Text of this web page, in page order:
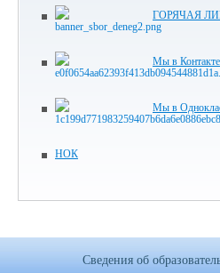
ГОРЯЧАЯ
Мы в Контакте
Мы в
НОК
Сведения об